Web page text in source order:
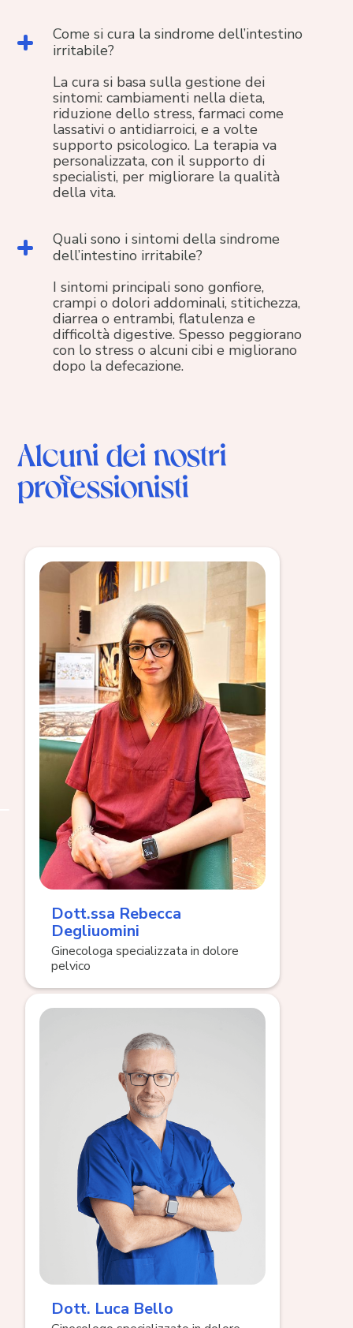
Come si cura la sindrome dell’intestino
irritabile?
La cura si basa sulla gestione dei
sintomi: cambiamenti nella dieta,
riduzione dello stress, farmaci come
lassativi o antidiarroici, e a volte
supporto psicologico. La terapia va
personalizzata, con il supporto di
specialisti, per migliorare la qualità
della vita.
Quali sono i sintomi della sindrome
dell’intestino irritabile?
I sintomi principali sono gonfiore,
crampi o dolori addominali, stitichezza,
diarrea o entrambi, flatulenza e
difficoltà digestive. Spesso peggiorano
con lo stress o alcuni cibi e migliorano
dopo la defecazione.
Alcuni dei nostri
professionisti
Dott.ssa Rebecca
Degliuomini
Ginecologa specializzata in dolore
pelvico
Dott. Luca Bello